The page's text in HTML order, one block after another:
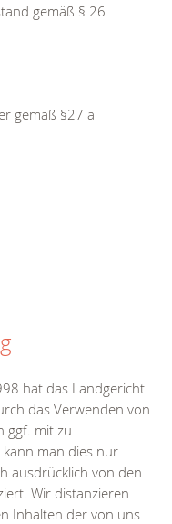
gemäß § 26
gemäß §27 a
hat das Landgericht
das Verwenden von
ggf. mit zu
man dies nur
ausdrücklich von den
Wir distanzieren
Inhalten der von uns